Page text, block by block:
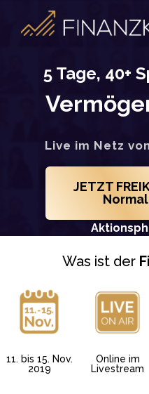
5 Tage, 40+
Live im Netz
JETZT
Was ist der
11. bis 15. Nov.
2019
Online im
Livestream